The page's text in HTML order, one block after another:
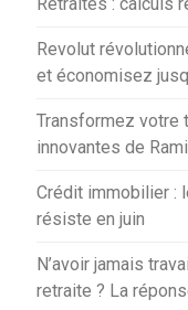
Revolut
et économisez
Transformez votre
innovantes de
Crédit immobilier :
résiste en juin
N’avoir jamais
retraite ? La